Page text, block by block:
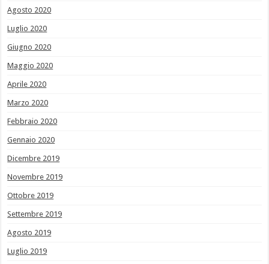
Agosto 2020
Luglio 2020
Giugno 2020
Maggio 2020
Aprile 2020
Marzo 2020
Febbraio 2020
Gennaio 2020
Dicembre 2019
Novembre 2019
Ottobre 2019
Settembre 2019
Agosto 2019
Luglio 2019